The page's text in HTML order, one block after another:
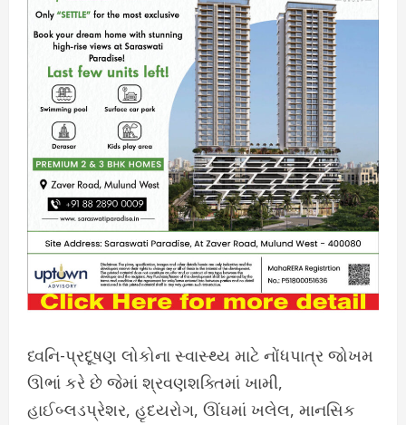
ધ્વનિ-પ્રદૂષણ લોકોના સ્વાસ્થ્ય માટે નોંધપાત્ર જોખમ
ઊભાં કરે છે જેમાં શ્રવણશક્તિમાં ખામી,
હાઈબ્લડપ્રેશર, હૃદયરોગ, ઊંઘમાં ખલેલ, માનસિક